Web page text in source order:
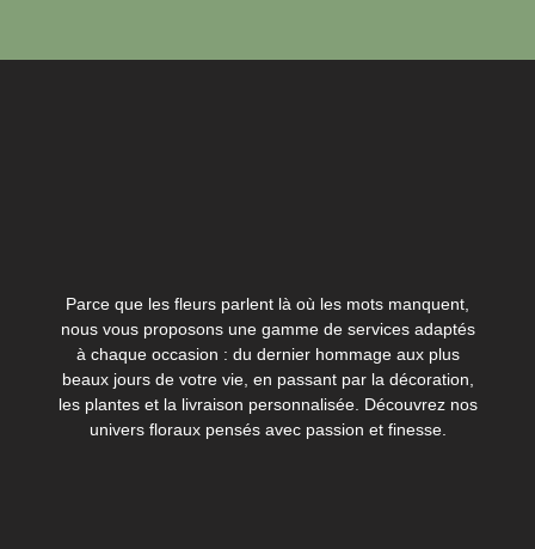
Parce que les fleurs parlent là où les mots manquent,
nous vous proposons une gamme de services adaptés
à chaque occasion : du dernier hommage aux plus
beaux jours de votre vie, en passant par la décoration,
les plantes et la livraison personnalisée. Découvrez nos
univers floraux pensés avec passion et finesse.